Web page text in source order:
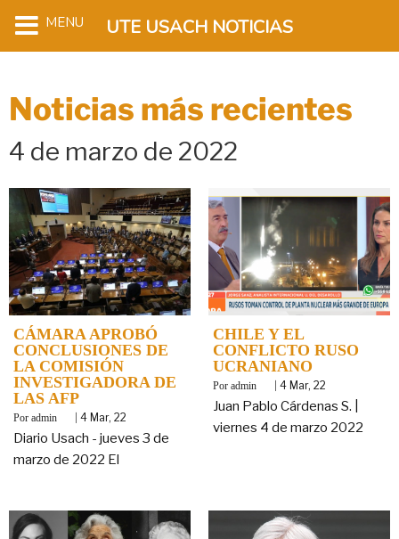
Noticias más recientes
4 de marzo de 2022
CÁMARA APROBÓ
CONCLUSIONES DE
LA COMISIÓN
INVESTIGADORA DE
LAS AFP
By admin 4 Mar, 22
Diario Usach - jueves 3 de
marzo de 2022 El
CHILE Y EL
CONFLICTO RUSO
UCRANIANO
By admin 4 Mar, 22
Juan Pablo Cárdenas S. |
viernes 4 de marzo 2022
MENU UTE USACH NOTICIAS